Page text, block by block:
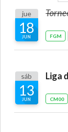
jue
18
JUN FGM
sáb
13
JUN CM00